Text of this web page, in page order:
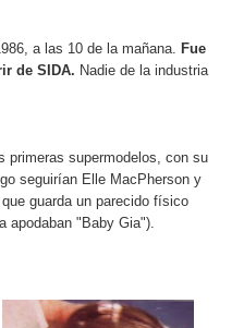
a las 10 de la mañana. Fue
de SIDA. Nadie de la industria
primeras supermodelos, con su
seguirían Elle MacPherson y
guarda un parecido físico
apodaban "Baby Gia").